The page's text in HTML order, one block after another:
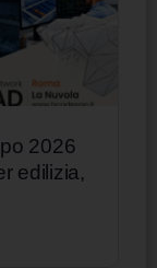
2026
edilizia,